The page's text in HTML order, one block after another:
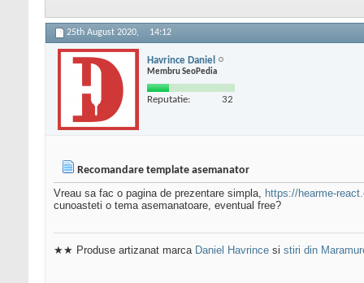
25th August 2020, 14:12
Havrince Daniel
Membru SeoPedia
Reputatie: 32
Recomandare template asemanator
Vreau sa fac o pagina de prezentare simpla, https://hearme-
cunoasteti o tema asemanatoare, eventual free?
★★ Produse artizanat marca Daniel Havrince si stiri din